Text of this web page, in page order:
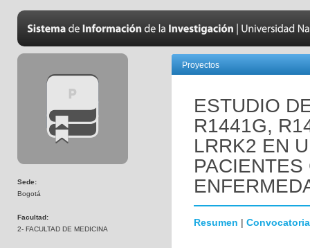
Sede:
Bogotá
Facultad:
2- FACULTAD DE MEDICINA
Proyectos
ESTUDIO
R1441G,
LRRK2 EN
Resumen | Convocatoria